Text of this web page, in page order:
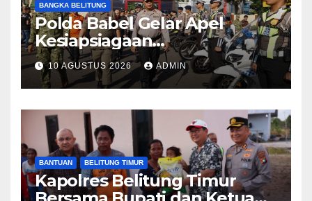
BANGKA BELITUNG
Polda Babel Gelar Apel
Kesiapsiagaan
Penanggulangan Karhutla,
Irjen Pol Viktor Tegaskan
Pentingnya Sinergi
10 AGUSTUS 2026 ADMIN
BANTUAN BELITUNG TIMUR
Kapolres Belitung Timur